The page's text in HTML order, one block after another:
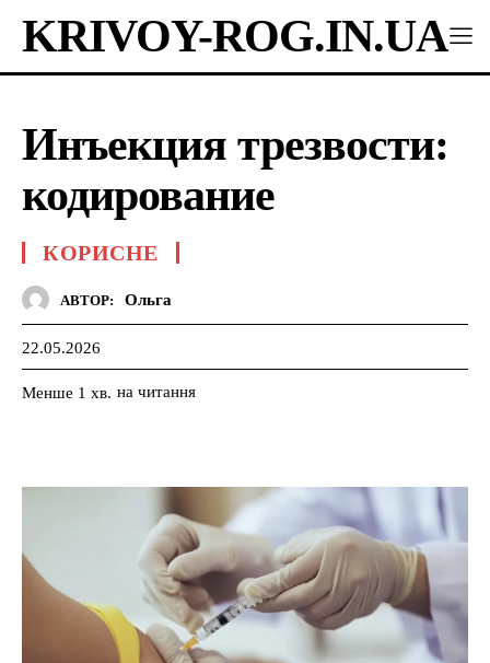
KRIVOY-ROG.IN.UA
Инъекция трезвости:
кодирование
КОРИСНЕ
АВТОР: Ольга
22.05.2026
Менше 1 хв. на читання